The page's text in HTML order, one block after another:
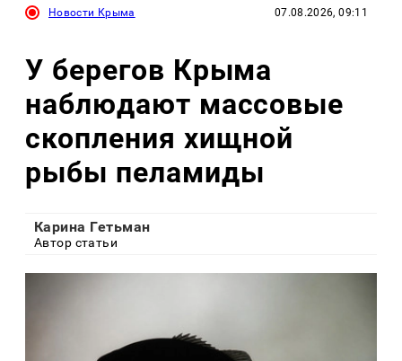
Новости Крыма 07.08.2026, 09:11
У берегов Крыма
наблюдают массовые
скопления хищной
рыбы пеламиды
Карина Гетьман
Автор статьи